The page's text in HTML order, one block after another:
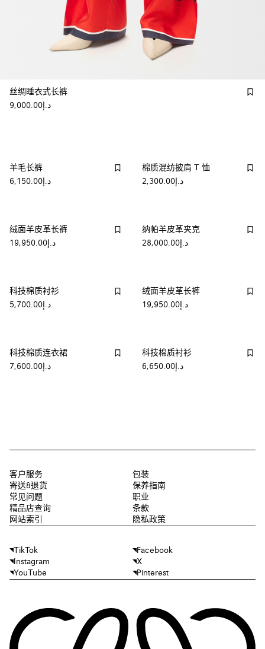
丝绸睡衣式长裤
د.إ9,000.00
羊毛长裤
د.إ6,150.00
棉质混纺披肩 T 恤
د.إ2,300.00
绒面羊皮革长裤
د.إ19,950.00
纳帕羊皮革夹克
د.إ28,000.00
科技棉质衬衫
د.إ5,700.00
绒面羊皮革长裤
د.إ19,950.00
科技棉质连衣裙
د.إ7,600.00
科技棉质衬衫
د.إ6,650.00
客户服务
寄送&退货
常见问题
精品店查询
网站索引
包装
保养指南
职业
条款
隐私政策
TikTok
Facebook
Instagram
X
YouTube
Pinterest